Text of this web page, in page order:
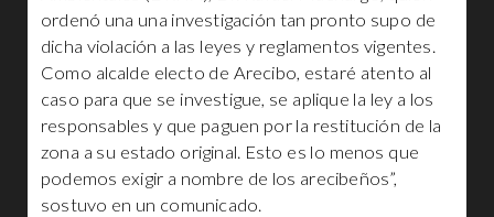
ordenó una una investigación tan pronto supo de
dicha violación a las leyes y reglamentos vigentes.
Como alcalde electo de Arecibo, estaré atento al
caso para que se investigue, se aplique la ley a los
responsables y que paguen por la restitución de la
zona a su estado original. Esto es lo menos que
podemos exigir a nombre de los arecibeños”,
sostuvo en un comunicado.